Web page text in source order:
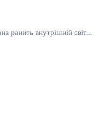
ранить внутрішній світ...